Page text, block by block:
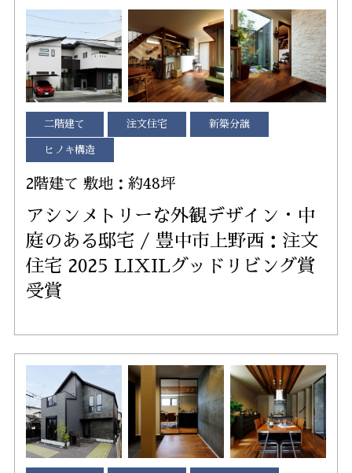
二階建て 注文住宅 新築分譲
ヒノキ構造
2階建て 敷地：約48坪
アシンメトリーな外観デザイン・中
庭のある邸宅 / 豊中市上野西：注文
住宅 2025 LIXILグッドリビング賞
受賞